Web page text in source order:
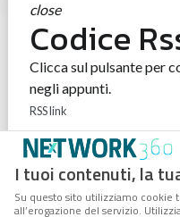
I tuoi contenuti, la
Su questo sito utilizziamo cookie
all’erogazione del servizio.
close
Codice
Clicca sul pulsante per
negli appunti.
RSS link